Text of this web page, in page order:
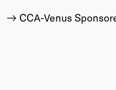
CCA-Venus